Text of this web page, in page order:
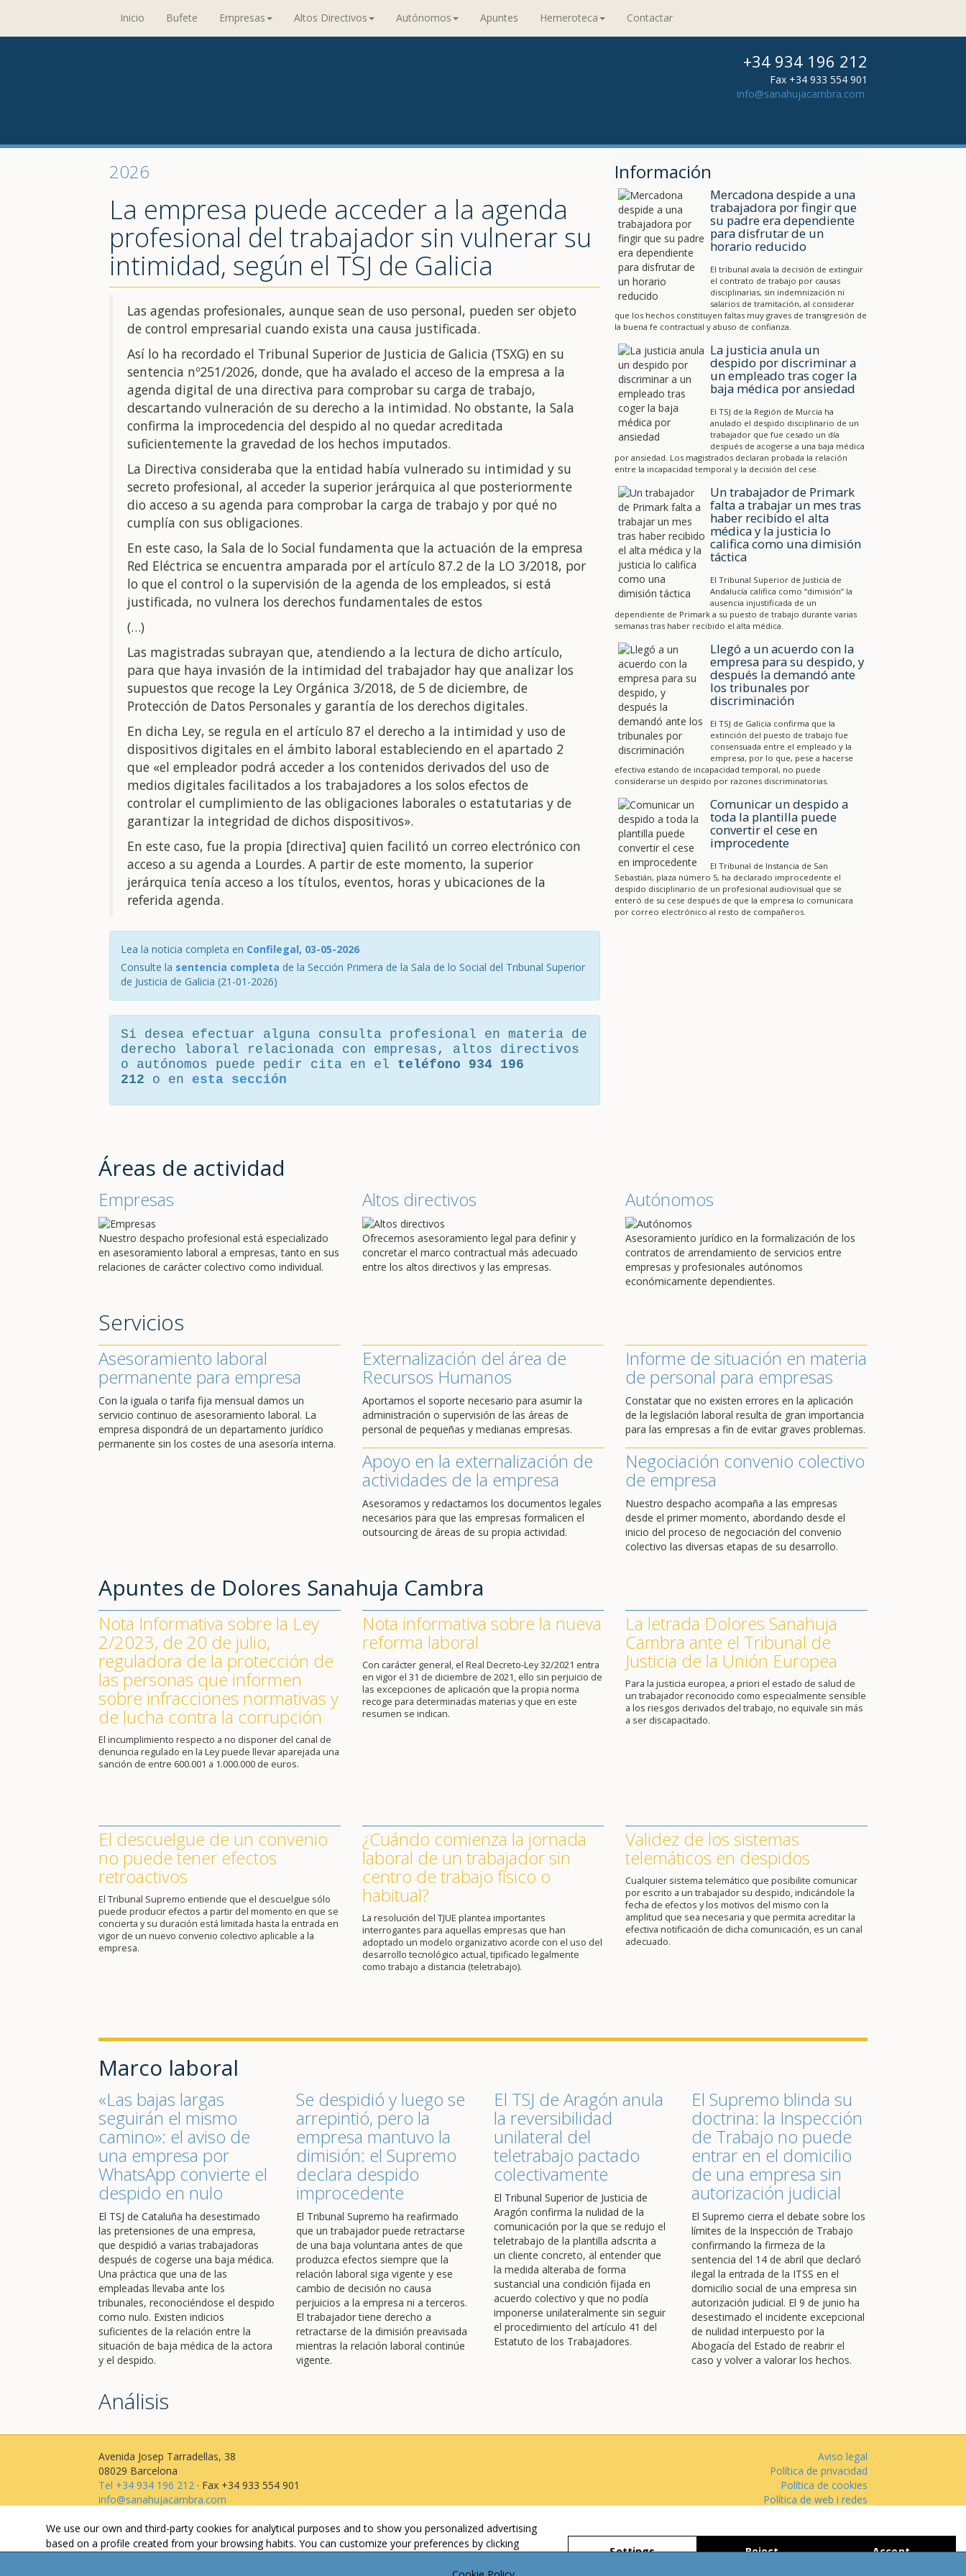
Inicio Bufete Empresas Altos Directivos Autónomos Apuntes Hemeroteca Contactar
+34 934 196 212
Fax +34 933 554 901
info@sanahujacambra.com
2026
La empresa puede acceder a la agenda
profesional del trabajador sin vulnerar su
intimidad, según el TSJ de Galicia
Las agendas profesionales, aunque sean de uso personal, pueden ser objeto
de control empresarial cuando exista una causa justificada.
Así lo ha recordado el Tribunal Superior de Justicia de Galicia (TSXG) en su
sentencia nº251/2026, donde, que ha avalado el acceso de la empresa a la
agenda digital de una directiva para comprobar su carga de trabajo,
descartando vulneración de su derecho a la intimidad. No obstante, la Sala
confirma la improcedencia del despido al no quedar acreditada
suficientemente la gravedad de los hechos imputados.
La Directiva consideraba que la entidad había vulnerado su intimidad y su
secreto profesional, al acceder la superior jerárquica al que posteriormente
dio acceso a su agenda para comprobar la carga de trabajo y por qué no
cumplía con sus obligaciones.
En este caso, la Sala de lo Social fundamenta que la actuación de la empresa
Red Eléctrica se encuentra amparada por el artículo 87.2 de la LO 3/2018, por
lo que el control o la supervisión de la agenda de los empleados, si está
justificada, no vulnera los derechos fundamentales de estos
(…)
Las magistradas subrayan que, atendiendo a la lectura de dicho artículo,
para que haya invasión de la intimidad del trabajador hay que analizar los
supuestos que recoge la Ley Orgánica 3/2018, de 5 de diciembre, de
Protección de Datos Personales y garantía de los derechos digitales.
En dicha Ley, se regula en el artículo 87 el derecho a la intimidad y uso de
dispositivos digitales en el ámbito laboral estableciendo en el apartado 2
que «el empleador podrá acceder a los contenidos derivados del uso de
medios digitales facilitados a los trabajadores a los solos efectos de
controlar el cumplimiento de las obligaciones laborales o estatutarias y de
garantizar la integridad de dichos dispositivos».
En este caso, fue la propia [directiva] quien facilitó un correo electrónico con
acceso a su agenda a Lourdes. A partir de este momento, la superior
jerárquica tenía acceso a los títulos, eventos, horas y ubicaciones de la
referida agenda.
Lea la noticia completa en Confilegal, 03-05-2026
Consulte la sentencia completa de la Sección Primera de la Sala de lo Social del Tribunal Superior
de Justicia de Galicia (21-01-2026)
Si desea efectuar alguna consulta profesional en materia de
derecho laboral relacionada con empresas, altos directivos
o autónomos puede pedir cita en el teléfono 934 196
212 o en esta sección
Información
Mercadona despide a una
trabajadora por fingir que
su padre era dependiente
para disfrutar de un
horario reducido
El tribunal avala la decisión de extinguir
el contrato de trabajo por causas
disciplinarias, sin indemnización ni
salarios de tramitación, al considerar
que los hechos constituyen faltas muy graves de transgresión de
la buena fe contractual y abuso de confianza.
La justicia anula un
despido por discriminar a
un empleado tras coger la
baja médica por ansiedad
El TSJ de la Región de Murcia ha
anulado el despido disciplinario de un
trabajador que fue cesado un día
después de acogerse a una baja médica
por ansiedad. Los magistrados declaran probada la relación
entre la incapacidad temporal y la decisión del cese.
Un trabajador de Primark
falta a trabajar un mes tras
haber recibido el alta
médica y la justicia lo
califica como una dimisión
táctica
El Tribunal Superior de Justicia de
Andalucía califica como “dimisión” la
ausencia injustificada de un
dependiente de Primark a su puesto de trabajo durante varias
semanas tras haber recibido el alta médica.
Llegó a un acuerdo con la
empresa para su despido, y
después la demandó ante
los tribunales por
discriminación
El TSJ de Galicia confirma que la
extinción del puesto de trabajo fue
consensuada entre el empleado y la
empresa, por lo que, pese a hacerse
efectiva estando de incapacidad temporal, no puede
considerarse un despido por razones discriminatorias.
Comunicar un despido a
toda la plantilla puede
convertir el cese en
improcedente
El Tribunal de Instancia de San
Sebastián, plaza número 5, ha declarado improcedente el
despido disciplinario de un profesional audiovisual que se
enteró de su cese después de que la empresa lo comunicara
por correo electrónico al resto de compañeros.
Áreas de actividad
Empresas
Nuestro despacho profesional está especializado
en asesoramiento laboral a empresas, tanto en sus
relaciones de carácter colectivo como individual.
Altos directivos
Ofrecemos asesoramiento legal para definir y
concretar el marco contractual más adecuado
entre los altos directivos y las empresas.
Autónomos
Asesoramiento jurídico en la formalización de los
contratos de arrendamiento de servicios entre
empresas y profesionales autónomos
económicamente dependientes.
Servicios
Asesoramiento laboral
permanente para empresa
Con la iguala o tarifa fija mensual damos un
servicio continuo de asesoramiento laboral. La
empresa dispondrá de un departamento jurídico
permanente sin los costes de una asesoría interna.
Externalización del área de
Recursos Humanos
Aportamos el soporte necesario para asumir la
administración o supervisión de las áreas de
personal de pequeñas y medianas empresas.
Informe de situación en materia
de personal para empresas
Constatar que no existen errores en la aplicación
de la legislación laboral resulta de gran importancia
para las empresas a fin de evitar graves problemas.
Apoyo en la externalización de
actividades de la empresa
Asesoramos y redactamos los documentos legales
necesarios para que las empresas formalicen el
outsourcing de áreas de su propia actividad.
Negociación convenio colectivo
de empresa
Nuestro despacho acompaña a las empresas
desde el primer momento, abordando desde el
inicio del proceso de negociación del convenio
colectivo las diversas etapas de su desarrollo.
Apuntes de Dolores Sanahuja Cambra
Nota Informativa sobre la Ley
2/2023, de 20 de julio,
reguladora de la protección de
las personas que informen
sobre infracciones normativas y
de lucha contra la corrupción
El incumplimiento respecto a no disponer del canal de
denuncia regulado en la Ley puede llevar aparejada una
sanción de entre 600.001 a 1.000.000 de euros.
Nota informativa sobre la nueva
reforma laboral
Con carácter general, el Real Decreto-Ley 32/2021 entra
en vigor el 31 de diciembre de 2021, ello sin perjuicio de
las excepciones de aplicación que la propia norma
recoge para determinadas materias y que en este
resumen se indican.
La letrada Dolores Sanahuja
Cambra ante el Tribunal de
Justicia de la Unión Europea
Para la justicia europea, a priori el estado de salud de
un trabajador reconocido como especialmente sensible
a los riesgos derivados del trabajo, no equivale sin más
a ser discapacitado.
El descuelgue de un convenio
no puede tener efectos
retroactivos
El Tribunal Supremo entiende que el descuelgue sólo
puede producir efectos a partir del momento en que se
concierta y su duración está limitada hasta la entrada en
vigor de un nuevo convenio colectivo aplicable a la
empresa.
¿Cuándo comienza la jornada
laboral de un trabajador sin
centro de trabajo físico o
habitual?
La resolución del TJUE plantea importantes
interrogantes para aquellas empresas que han
adoptado un modelo organizativo acorde con el uso del
desarrollo tecnológico actual, tipificado legalmente
como trabajo a distancia (teletrabajo).
Validez de los sistemas
telemáticos en despidos
Cualquier sistema telemático que posibilite comunicar
por escrito a un trabajador su despido, indicándole la
fecha de efectos y los motivos del mismo con la
amplitud que sea necesaria y que permita acreditar la
efectiva notificación de dicha comunicación, es un canal
adecuado.
Marco laboral
«Las bajas largas
seguirán el mismo
camino»: el aviso de
una empresa por
WhatsApp convierte el
despido en nulo
El TSJ de Cataluña ha desestimado
las pretensiones de una empresa,
que despidió a varias trabajadoras
después de cogerse una baja médica.
Una práctica que una de las
empleadas llevaba ante los
tribunales, reconociéndose el despido
como nulo. Existen indicios
suficientes de la relación entre la
situación de baja médica de la actora
y el despido.
Se despidió y luego se
arrepintió, pero la
empresa mantuvo la
dimisión: el Supremo
declara despido
improcedente
El Tribunal Supremo ha reafirmado
que un trabajador puede retractarse
de una baja voluntaria antes de que
produzca efectos siempre que la
relación laboral siga vigente y ese
cambio de decisión no causa
perjuicios a la empresa ni a terceros.
El trabajador tiene derecho a
retractarse de la dimisión preavisada
mientras la relación laboral continúe
vigente.
El TSJ de Aragón anula
la reversibilidad
unilateral del
teletrabajo pactado
colectivamente
El Tribunal Superior de Justicia de
Aragón confirma la nulidad de la
comunicación por la que se redujo el
teletrabajo de la plantilla adscrita a
un cliente concreto, al entender que
la medida alteraba de forma
sustancial una condición fijada en
acuerdo colectivo y que no podía
imponerse unilateralmente sin seguir
el procedimiento del artículo 41 del
Estatuto de los Trabajadores.
El Supremo blinda su
doctrina: la Inspección
de Trabajo no puede
entrar en el domicilio
de una empresa sin
autorización judicial
El Supremo cierra el debate sobre los
límites de la Inspección de Trabajo
confirmando la firmeza de la
sentencia del 14 de abril que declaró
ilegal la entrada de la ITSS en el
domicilio social de una empresa sin
autorización judicial. El 9 de junio ha
desestimado el incidente excepcional
de nulidad interpuesto por la
Abogacía del Estado de reabrir el
caso y volver a valorar los hechos.
Análisis
Avenida Josep Tarradellas, 38
08029 Barcelona
Tel +34 934 196 212 · Fax +34 933 554 901
info@sanahujacambra.com
Aviso legal
Política de privacidad
Política de cookies
Política de web i redes
We use our own and third-party cookies for analytical purposes and to show you personalized advertising
based on a profile created from your browsing habits. You can customize your preferences by clicking
Settings Reject
Accept